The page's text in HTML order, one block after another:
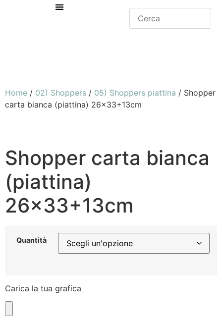
Home / 02) Shoppers / 05) Shoppers piattina / Shopper
carta bianca (piattina) 26×33+13cm
Shopper carta bianca
(piattina)
26×33+13cm
Quantità
Carica la tua grafica